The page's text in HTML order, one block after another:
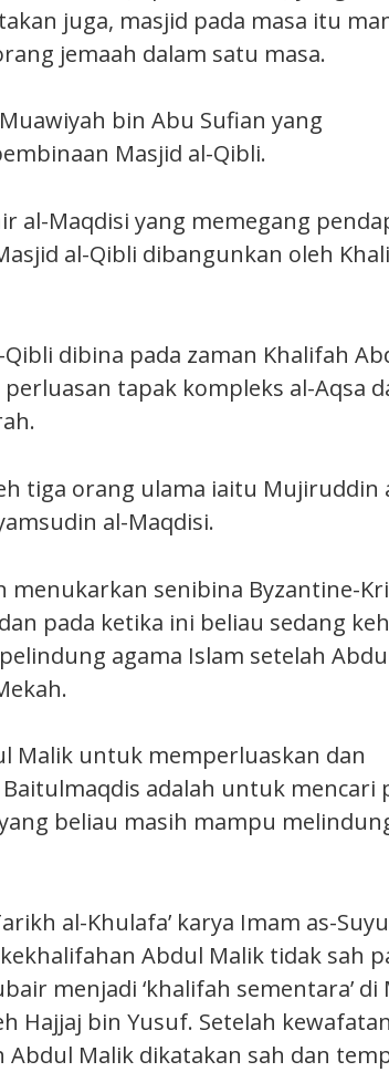
juga, masjid pada masa itu
jemaah dalam satu masa.
bin Abu Sufian yang
Masjid al-Qibli.
al-Maqdisi yang memegang
al-Qibli dibangunkan oleh
Qibli dibina pada zaman Khalifah
tapak kompleks al-Aqsa
tiga orang ulama iaitu Mujiruddin
al-Maqdisi.
menukarkan senibina Byzantine-
pada ketika ini beliau sedang
agama Islam setelah
Malik untuk memperluaskan dan
adalah untuk mencari
beliau masih mampu
al-Khulafa’ karya Imam as-
Abdul Malik tidak sah
menjadi ‘khalifah sementara’ di
Hajjaj bin Yusuf. Setelah
Malik dikatakan sah dan